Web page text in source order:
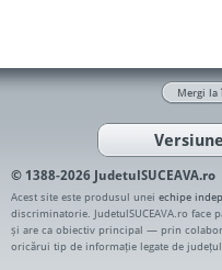
Mergi la
© 1388-2026 JudetulSUCEAVA.ro
Acest site este produsul unei echipe
discriminatorie. JudetulSUCEAVA.ro face
și are ca obiectiv principal — prin
oricărui tip de informație legate de județul